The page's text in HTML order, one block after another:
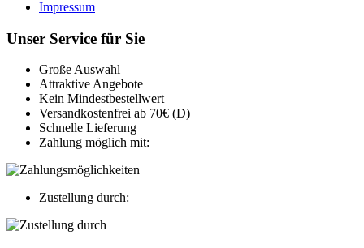
Impressum
Unser Service für Sie
Große Auswahl
Attraktive Angebote
Kein Mindestbestellwert
Versandkostenfrei ab 70€ (D)
Schnelle Lieferung
Zahlung möglich mit:
Zustellung durch: